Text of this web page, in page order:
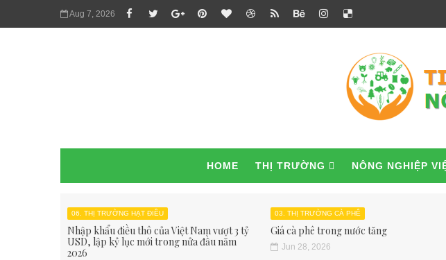
Aug 7, 2026
HOME THỊ TRƯỜNG NÔNG NGHIỆP
06. THỊ TRƯỜNG HẠT ĐIỀU
Nhập khẩu điều thô của Việt Nam vượt 3 tỷ
USD, lập kỷ lục mới trong nửa đầu năm
2026
03. THỊ TRƯỜNG CÀ PHÊ
Giá cà phê trong nước tăng
Jun 28, 2026